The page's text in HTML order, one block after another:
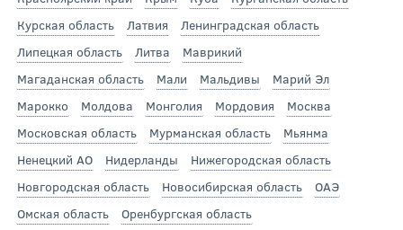
Курская область
Латвия
Ленинградская область
Липецкая область
Литва
Маврикий
Магаданская область
Мали Мальдивы
Марий Эл
Марокко
Молдова Монголия Мордовия
Москва
Московская область
Мурманская область
Мьянма
Ненецкий АО
Нидерланды
Нижегородская область
Новгородская область
Новосибирская область
ОАЭ
Омская область
Оренбургская область